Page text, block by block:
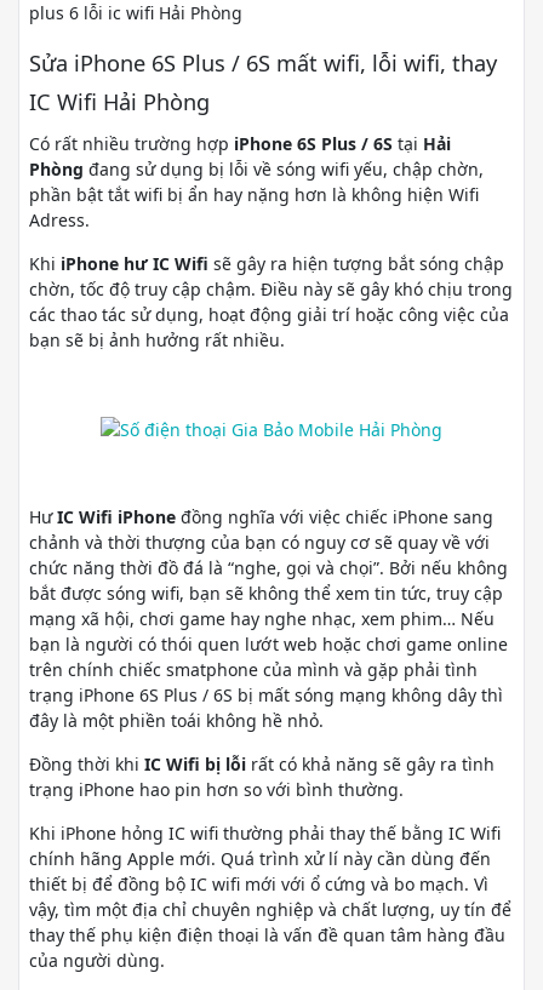
plus 6 lỗi ic wifi Hải Phòng
Sửa iPhone 6S Plus / 6S mất wifi, lỗi wifi, thay
IC Wifi Hải Phòng
Có rất nhiều trường hợp iPhone 6S Plus / 6S tại Hải
Phòng đang sử dụng bị lỗi về sóng wifi yếu, chập chờn,
phần bật tắt wifi bị ẩn hay nặng hơn là không hiện Wifi
Adress.
Khi iPhone hư IC Wifi sẽ gây ra hiện tượng bắt sóng chập
chờn, tốc độ truy cập chậm. Điều này sẽ gây khó chịu trong
các thao tác sử dụng, hoạt động giải trí hoặc công việc của
bạn sẽ bị ảnh hưởng rất nhiều.
HưIC Wifi iPhone đồng nghĩa với việc chiếc iPhone sang
chảnh và thời thượng của bạn có nguy cơ sẽ quay về với
chức năng thời đồ đá là “nghe, gọi và chọi”. Bởi nếu không
bắt được sóng wifi, bạn sẽ không thể xem tin tức, truy cập
mạng xã hội, chơi game hay nghe nhạc, xem phim… Nếu
bạn là người có thói quen lướt web hoặc chơi game online
trên chính chiếc smatphone của mình và gặp phải tình
trạng iPhone 6S Plus / 6S bị mất sóng mạng không dây thì
đây là một phiền toái không hề nhỏ.
Đồng thời khi IC Wifi bị lỗi rất có khả năng sẽ gây ra tình
trạng iPhone hao pin hơn so với bình thường.
Khi iPhone hỏng IC wifi thường phải thay thế bằng IC Wifi
chính hãng Apple mới. Quá trình xử lí này cần dùng đến
thiết bị để đồng bộ IC wifi mới với ổ cứng và bo mạch. Vì
vậy, tìm một địa chỉ chuyên nghiệp và chất lượng, uy tín để
thay thế phụ kiện điện thoại là vấn đề quan tâm hàng đầu
của người dùng.